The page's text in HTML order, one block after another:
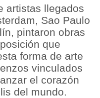
artistas llegados
Sao Paulo
pintaron obras
que
forma de arte
vinculados
el corazón
del mundo.